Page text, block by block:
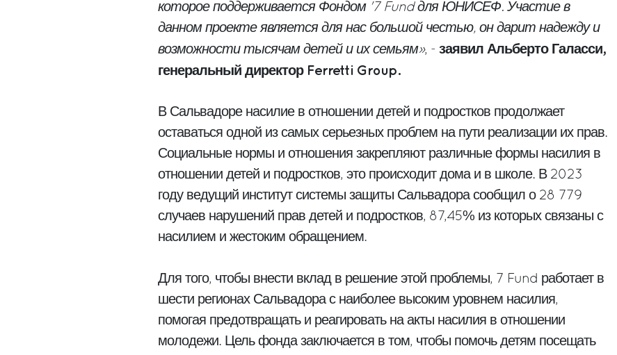
которое поддерживается Фондом '7 Fund для ЮНИСЕФ. Участие в
данном проекте является для нас большой честью, он дарит надежду и
возможности тысячам детей и их семьям», - заявил Альберто Галасси,
генеральный директор Ferretti Group.
В Сальвадоре насилие в отношении детей и подростков продолжает
оставаться одной из самых серьезных проблем на пути реализации их прав.
Социальные нормы и отношения закрепляют различные формы насилия в
отношении детей и подростков, это происходит дома и в школе. В 2023
году ведущий институт системы защиты Сальвадора сообщил о 28 779
случаев нарушений прав детей и подростков, 87,45% из которых связаны с
насилием и жестоким обращением.
Для того, чтобы внести вклад в решение этой проблемы, 7 Fund работает в
шести регионах Сальвадора с наиболее высоким уровнем насилия,
помогая предотвращать и реагировать на акты насилия в отношении
молодежи. Цель фонда заключается в том, чтобы помочь детям посещать